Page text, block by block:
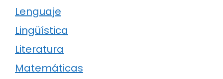
Lenguaje
Lingüística
Literatura
Matemáticas